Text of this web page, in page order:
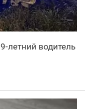
летний водитель